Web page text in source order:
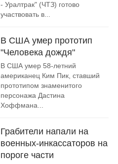
- Уралтрак" (ЧТЗ) готово
участвовать в...
В США умер прототип
"Человека дождя"
В США умер 58-летний
американец Ким Пик, ставший
прототипом знаменитого
персонажа Дастина
Хоффмана...
Грабители напали на
военных-инкассаторов на
пороге части